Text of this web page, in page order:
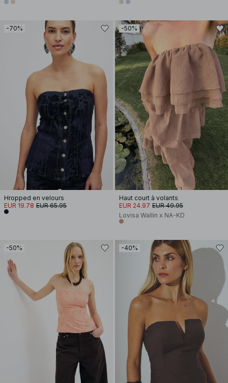
-70%
Hropped en velours
EUR 19.78 EUR 65.95
-50%
Haut court à volants
EUR 24.97 EUR 49.95
Lovisa Wallin x NA-KD
-50% -40%